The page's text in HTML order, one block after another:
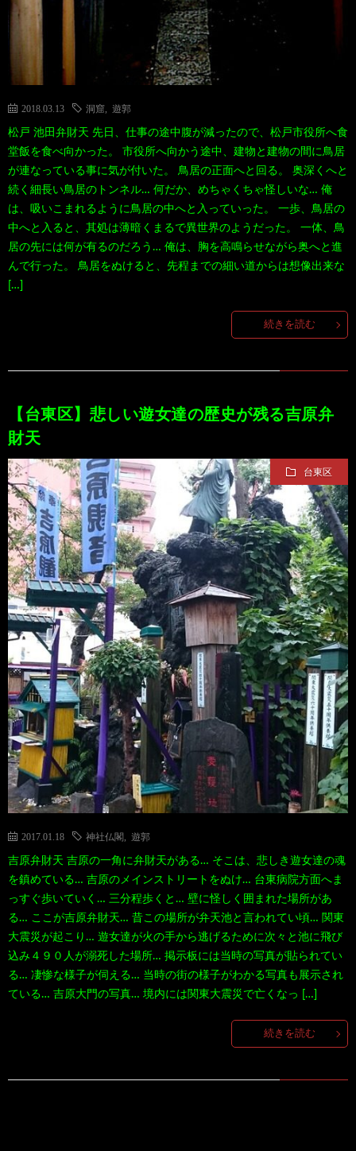
2018.03.13 洞窟 遊郭
松戸 池田弁財天 先日、仕事の途中腹が減ったので、松戸市役所へ食
堂飯を食べ向かった。 市役所へ向かう途中、建物と建物の間に鳥居
が連なっている事に気が付いた。 鳥居の正面へと回る。 奥深くへと
続く細長い鳥居のトンネル… 何だか、めちゃくちゃ怪しいな… 俺
は、吸いこまれるように鳥居の中へと入っていった。 一歩、鳥居の
中へと入ると、其処は薄暗くまるで異世界のようだった。 一体、鳥
居の先には何が有るのだろう… 俺は、胸を高鳴らせながら奥へと進
んで行った。 鳥居をぬけると、先程までの細い道からは想像出来な
[…]
続きを読む
【台東区】悲しい遊女達の歴史が残る吉原弁
財天
台東区
2017.01.18 神社仏閣 遊郭
吉原弁財天 吉原の一角に弁財天がある… そこは、悲しき遊女達の魂
を鎮めている… 吉原のメインストリートをぬけ… 台東病院方面へま
っすぐ歩いていく… 三分程歩くと… 壁に怪しく囲まれた場所があ
る… ここが吉原弁財天… 昔この場所が弁天池と言われてい頃… 関東
大震災が起こり… 遊女達が火の手から逃げるために次々と池に飛び
込み４９０人が溺死した場所… 掲示板には当時の写真が貼られてい
る… 凄惨な様子が伺える… 当時の街の様子がわかる写真も展示され
ている… 吉原大門の写真… 境内には関東大震災で亡くなっ […]
続きを読む